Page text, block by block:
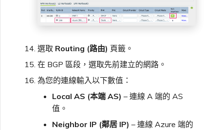
選取 Routing (路由) 頁籤。
在 BGP 區段，選取先前建立的網路。
為您的連線輸入以下數值：
Local AS (本端 AS) – 連線 A 端的 AS
值。
Neighbor IP (鄰居 IP) – 連線 Azure 端的